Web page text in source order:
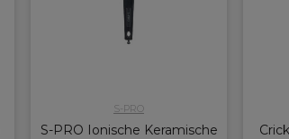
S-PRO
S-PRO Ionische Keramische